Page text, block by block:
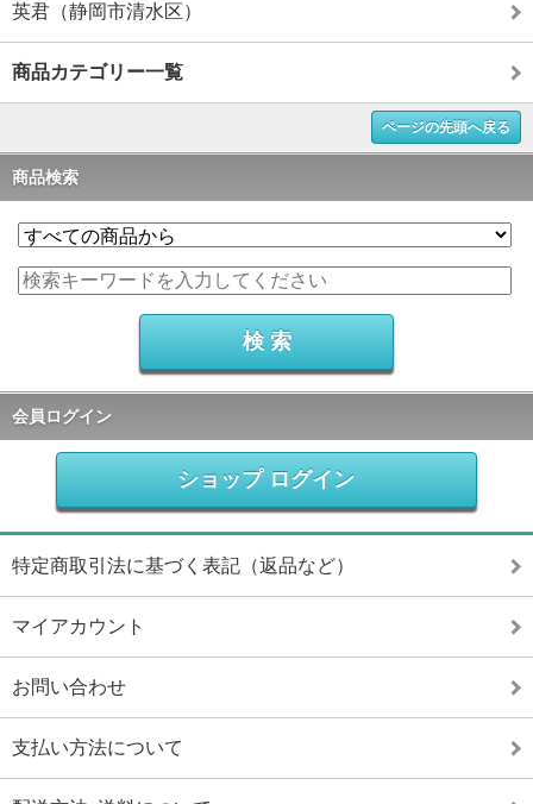
英君（静岡市清水区）
商品カテゴリー一覧
ページの先頭へ戻る
商品検索
会員ログイン
ショップ ログイン
特定商取引法に基づく表記（返品など）
マイアカウント
お問い合わせ
支払い方法について